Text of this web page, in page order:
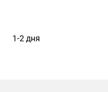
1-2 дня